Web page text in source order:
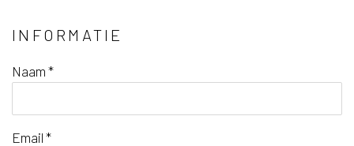
INFORMATIE
Naam *
Email *